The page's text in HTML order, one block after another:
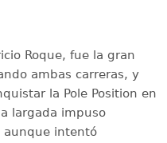
Roque, fue la gran
ambas carreras, y
la Pole Position en
largada impuso
aunque intentó